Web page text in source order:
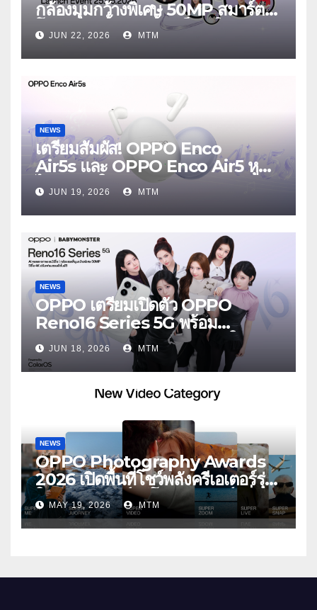
กล้องมุมกว้างพิเศษ 50MP สมาร์ต
โฟนเพื่อนซี้ เทรนดี้ทุกช็อต ใน
งาน OPPO Reno16 Series 5G
Launch Event 25 มิถุนายนนี้
JUN 22, 2026 MTM
NEWS
เตรียมสัมผัส! OPPO Enco
Air5s และ OPPO Enco Air5 หูฟัง
ไร้สายรุ่นใหม่ล่าสุด มาพร้อมระบบ
ตัดเสียงรบกวน เบาสบายเหมือนไม่ได้
ใส่
JUN 19, 2026 MTM
NEWS
OPPO เตรียมเปิดตัว OPPO
Reno16 Series 5G พร้อม
ประกาศ BABYMONSTER ใน
ฐานะ Reno Girls ชวนสัมผัส
ประสบการณ์ถ่ายภาพมุมกว้างพิเศษที่
อัปเกรดไปอีกขั้น กับ 4 สี 4 เทรนดี้
JUN 18, 2026 MTM
NEWS
OPPO Photography Awards
2026 เปิดพื้นที่โชว์พลังครีเอเตอร์รุ่น
ใหม่ รับเทรนด์วิดีโอคอนเทนต์ เพิ่ม
หมวด “Super Video” ครั้งแรก
MAY 19, 2026 MTM